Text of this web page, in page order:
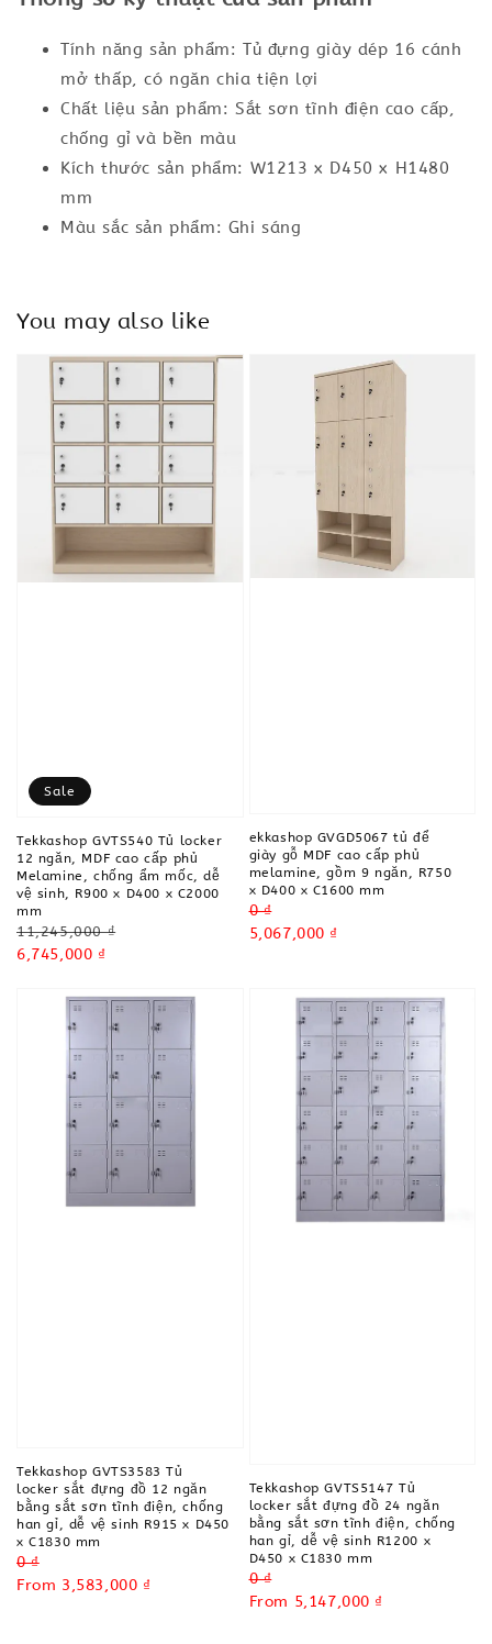
Tính năng sản phẩm: Tủ đựng giày dép 16 cánh
mở thấp, có ngăn chia tiện lợi
Chất liệu sản phẩm: Sắt sơn tĩnh điện cao cấp,
chống gỉ và bền màu
Kích thước sản phẩm: W1213 x D450 x H1480
mm
Màu sắc sản phẩm: Ghi sáng
You may also like
Sale
Tekkashop GVTS540 Tủ locker
12 ngăn, MDF cao cấp phủ
Melamine, chống ẩm mốc, dễ
vệ sinh, R900 x D400 x C2000
mm
Regular
price
11,245,000 ₫
Sale
6,745,000 ₫
ekkashop GVGD5067 tủ để
giày gỗ MDF cao cấp phủ
melamine, gồm 9 ngăn, R750
x D400 x C1600 mm
Regular
price
0 ₫
Sale
5,067,000 ₫
Tekkashop GVTS3583 Tủ
locker sắt đựng đồ 12 ngăn
bằng sắt sơn tĩnh điện, chống
han gỉ, dễ vệ sinh R915 x D450
x C1830 mm
Regular
price
0 ₫
Sale
From 3,583,000 ₫
Tekkashop GVTS5147 Tủ
locker sắt đựng đồ 24 ngăn
bằng sắt sơn tĩnh điện, chống
han gỉ, dễ vệ sinh R1200 x
D450 x C1830 mm
Regular
price
0 ₫
Sale
From 5,147,000 ₫